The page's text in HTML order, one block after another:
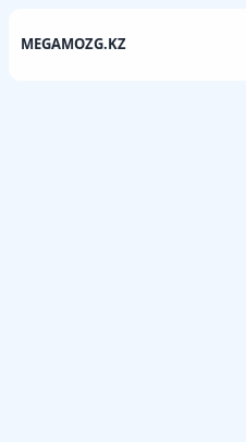
MEGAMOZG.KZ